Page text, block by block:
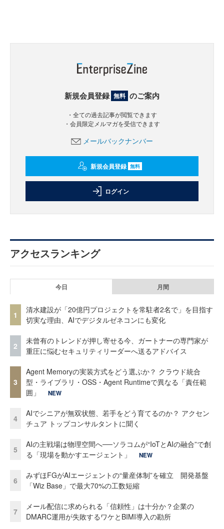
新規会員登録 無料 のご案内
・全ての過去記事が閲覧できます
・会員限定メルマガを受信できます
メールバックナンバー
新規会員登録 無料
ログイン
アクセスランキング
今日 月間
1
清水建設が「20億円プロジェクトを常駐者2名で」を目指す
切実な理由、AIでデジタルゼネコンにも変化
2
未曾有のトレンドが押し寄せる今、ガートナーの専門家が
重圧に悩むセキュリティリーダーへ送るアドバイス
3
Agent Memoryの実装方式をどう選ぶか？ クラウド統合
型・ライブラリ・OSS・Agent Runtimeで異なる「責任範
囲」
NEW
4
AIでシニアが無双状態、若手をどう育てるのか？ アクセン
チュア トップコンサルタントに聞く
5
AIの主戦場は物理空間へ──ソラコムが“IoTとAIの融合”で創
る「現場を動かすエージェント」
NEW
6
みずほFGがAIエージェントの“量産体制”を確立 開発基盤
「Wiz Base」で最大70%の工数短縮
7
メール配信に求められる「信頼性」は十分か？企業の
DMARC運用が失敗するワケとBIMI導入の勘所